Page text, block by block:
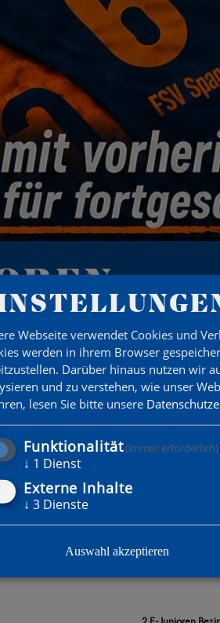
Leistungsstaffel
Webseite verwendet Cookies und
werden in ihrem Browser
Darüber hinaus nutzen wir
und zu verstehen, wie unser
lesen Sie bitte unsere
Funktionalität(immer erforderlich)
↓ 1 Dienst
Externe Inhalte
↓ 3 Dienste
Auswahl akzeptieren